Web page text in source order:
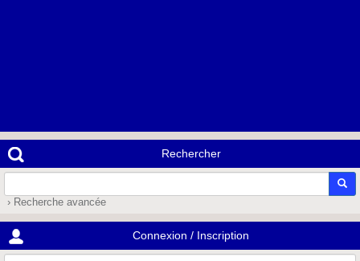
Rechercher
› Recherche avancée
Connexion / Inscription